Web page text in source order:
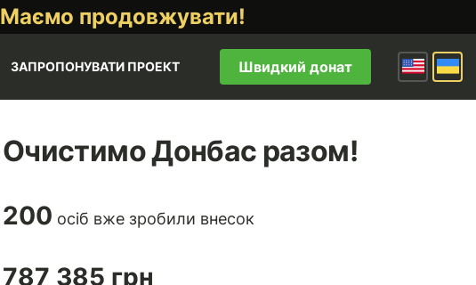
Маємо продовжувати!
ЗАПРОПОНУВАТИ ПРОЕКТ Швидкий донат
Очистимо Донбас разом!
200 осіб вже зробили внесок
787 385 грн